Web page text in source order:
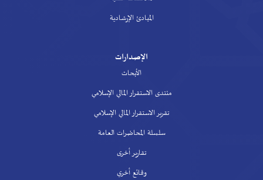
المبادئ الإرشادية
الإصدارات
الأبحاث
منتدى الاستقرار المالي الإسلامي
تقرير الاستقرار المالي الإسلامي
سلسلة المحاضرات العامة
تقارير أخرى
وقائع أخري